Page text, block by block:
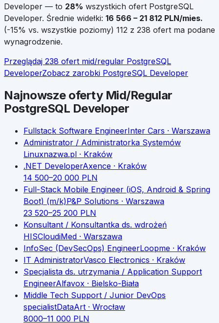
Developer — to 28% wszystkich ofert PostgreSQL
Developer. Średnie widełki: 16 566 – 21 812 PLN/mies.
(-15% vs. wszystkie poziomy) 112 z 238 ofert ma podane
wynagrodzenie.
Przeglądaj 238 ofert mid/regular PostgreSQL
DeveloperZobacz zarobki PostgreSQL Developer
Najnowsze oferty Mid/Regular
PostgreSQL Developer
Fullstack Software EngineerInter Cars · Warszawa
Administrator / Administratorka Systemów
Linuxnazwa.pl · Kraków
.NET DeveloperAxence · Kraków
14 500–20 000 PLN
Full-Stack Mobile Engineer (iOS, Android & Spring
Boot) (m/k)P&P Solutions · Warszawa
23 520–25 200 PLN
Konsultant / Konsultantka ds. wdrożeń
HISCloudiMed · Warszawa
InfoSec (DevSecOps) EngineerLoopme · Kraków
IT AdministratorVasco Electronics · Kraków
Specjalista ds. utrzymania / Application Support
EngineerAlfavox · Bielsko-Biała
Middle Tech Support / Junior DevOps
specialistDataArt · Wrocław
8000–11 000 PLN